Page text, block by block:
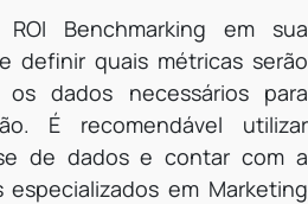
Benchmarking em sua
definir quais métricas serão
dados necessários para
É recomendável utilizar
de dados e contar com a
em Marketing